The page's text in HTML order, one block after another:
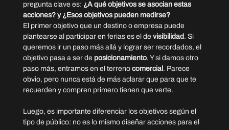
pregunta clave es: ¿A qué objetivos se asocian estas
acciones? y ¿Esos objetivos pueden medirse?
El primer objetivo que un destino o empresa puede
plantearse al participar en ferias es el de visibilidad . Si
queremos ir un paso más allá y lograr ser recordados, el
objetivo pasa a ser de posicionamiento. Y si damos otro
paso más, entramos en el terreno comercial . Parece
obvio, pero nunca está de más aclarar que para que te
recuerden y compren primero tienen que verte.
Luego, es importante diferenciar los objetivos según el
tipo de público: no es lo mismo diseñar acciones para el